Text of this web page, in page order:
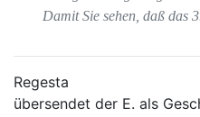
Damit Sie sehen, daß
Regesta
übersendet der E. als